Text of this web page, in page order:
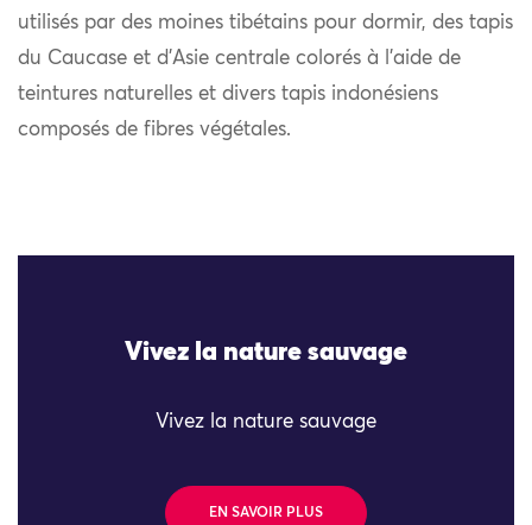
utilisés par des moines tibétains pour dormir, des tapis
du Caucase et d’Asie centrale colorés à l’aide de
teintures naturelles et divers tapis indonésiens
composés de fibres végétales.
Vivez la nature sauvage
Vivez la nature sauvage
EN SAVOIR PLUS